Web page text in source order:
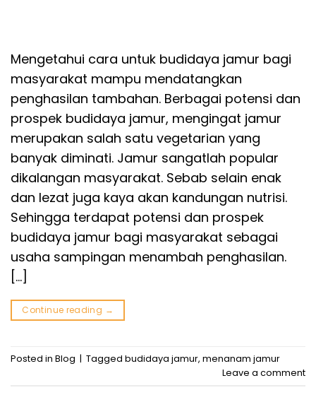
Mengetahui cara untuk budidaya jamur bagi
masyarakat mampu mendatangkan
penghasilan tambahan. Berbagai potensi dan
prospek budidaya jamur, mengingat jamur
merupakan salah satu vegetarian yang
banyak diminati. Jamur sangatlah popular
dikalangan masyarakat. Sebab selain enak
dan lezat juga kaya akan kandungan nutrisi.
Sehingga terdapat potensi dan prospek
budidaya jamur bagi masyarakat sebagai
usaha sampingan menambah penghasilan.
[…]
Continue reading →
Posted in Blog | Tagged budidaya jamur, menanam jamur
Leave a comment